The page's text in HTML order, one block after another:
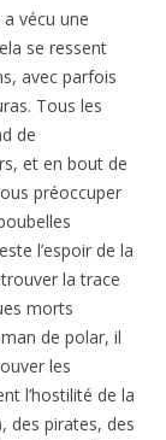
vécu une
se ressent
avec parfois
Tous les
de
et en bout de
préoccuper
l’espoir de la
la trace
morts
de polar, il
les
l’hostilité de la
des pirates, des